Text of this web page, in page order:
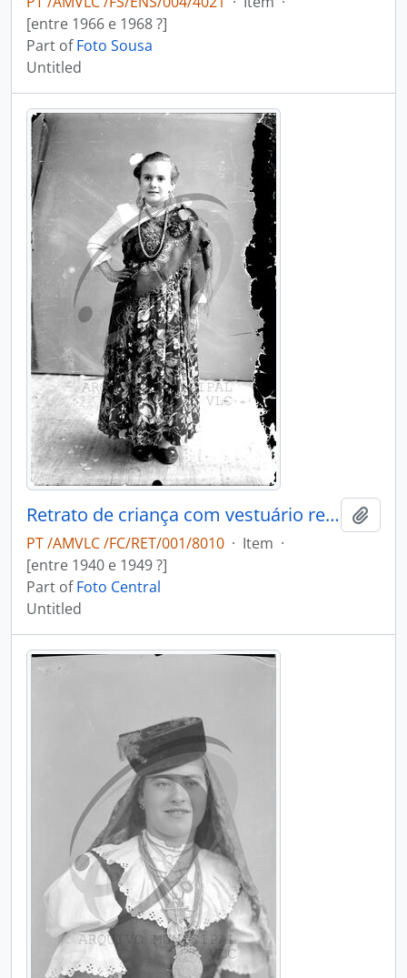
[entre 1966 e 1968 ?]
Part ofFoto Sousa
Untitled
Retrato de criança com vestuário regional
PT /AMVLC /FC/RET/001/8010 · Item ·
[entre 1940 e 1949 ?]
Part ofFoto Central
Untitled